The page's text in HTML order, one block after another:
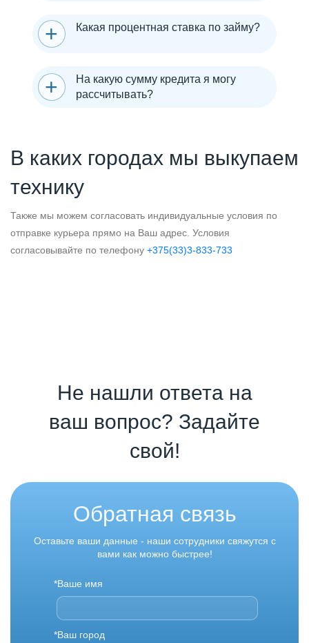
Какая процентная ставка по займу?
На какую сумму кредита я могу
рассчитывать?
В каких городах мы выкупаем
технику
Также мы можем согласовать индивидуальные условия по
отправке курьера прямо на Ваш адрес. Условия
согласовывайте по телефону +375(33)3-833-733
Не нашли ответа на
ваш вопрос? Задайте
свой!
Обратная связь
Оставьте ваши данные - наши сотрудники свяжутся с
вами как можно быстрее!
*Ваше имя
*Ваш город